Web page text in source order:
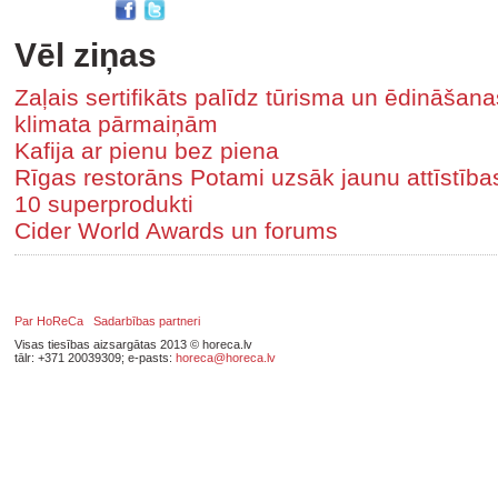
Vēl ziņas
Zaļais sertifikāts palīdz tūrisma un
klimata pārmaiņām
Kafija ar pienu bez piena
Rīgas restorāns Potami uzsāk jaunu
10 superprodukti
Cider World Awards un forums
Par HoReCa
Sadarbības partneri
Visas tiesības aizsargātas 2013 © horeca.lv
tālr: +371 20039309; e-pasts: horeca@horeca.lv